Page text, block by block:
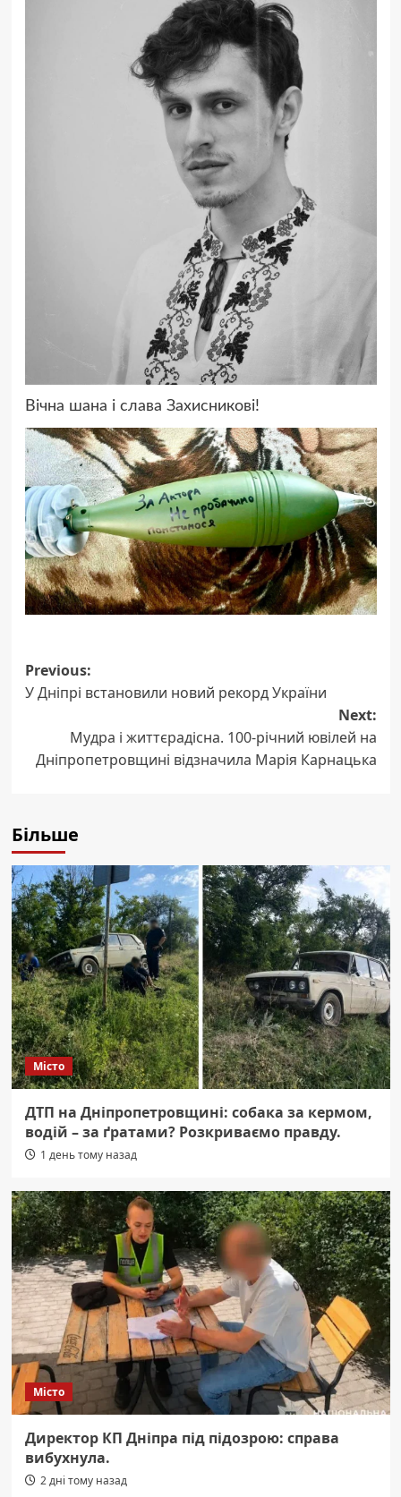
Вічна шана і слава Захисникові!
Post
navigation
Previous:
У Дніпрі встановили новий рекорд України
Next:
Мудра і життєрадісна. 100-річний ювілей на
Дніпропетровщині відзначила Марія Карнацька
Більше
Місто
ДТП на Дніпропетровщині: собака за кермом,
водій – за ґратами? Розкриваємо правду.
1 день тому назад
Місто
Директор КП Дніпра під підозрою: справа
вибухнула.
2 дні тому назад